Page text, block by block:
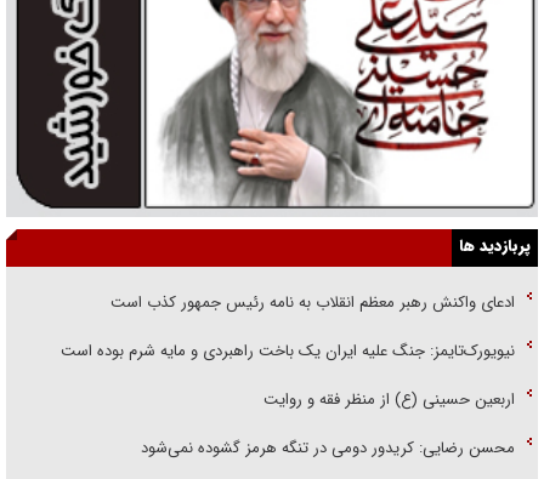
پربازدید ها
ادعای واکنش رهبر معظم انقلاب به نامه رئیس جمهور کذب است
نیویورک‌تایمز: جنگ علیه ایران یک باخت راهبردی و مایه شرم بوده است
اربعین حسینی (ع) از منظر فقه و روایت
محسن رضایی: کریدور دومی در تنگه هرمز گشوده نمی‌شود